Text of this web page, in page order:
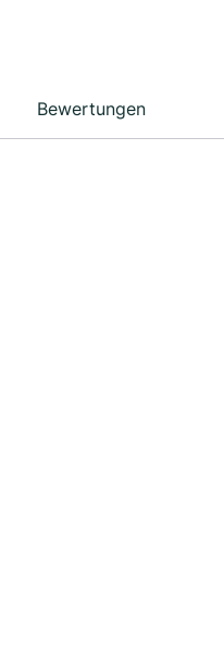
Bewertungen